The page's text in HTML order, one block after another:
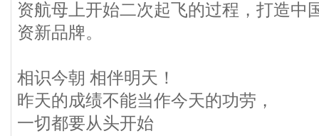
资航母上开始二次起飞的过程，打造中
资新品牌。
相识今朝 相伴明天！
昨天的成绩不能当作今天的功劳，
一切都要从头开始